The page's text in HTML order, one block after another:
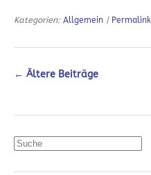
Kategorien: Allgemein | Permalink
← Ältere Beiträge
Suchen